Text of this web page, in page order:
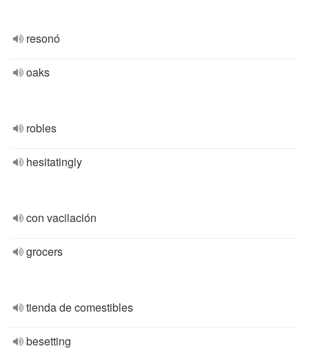
resonó
oaks
robles
hesitatingly
con vacilación
grocers
tienda de comestibles
besetting